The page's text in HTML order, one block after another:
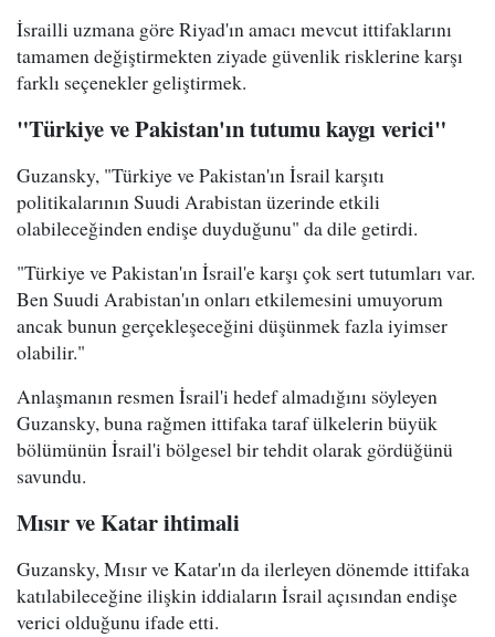
İsrailli uzmana göre Riyad'ın amacı mevcut ittifaklarını
tamamen değiştirmekten ziyade güvenlik risklerine karşı
farklı seçenekler geliştirmek.
"Türkiye ve Pakistan'ın tutumu kaygı verici"
Guzansky, "Türkiye ve Pakistan'ın İsrail karşıtı
politikalarının Suudi Arabistan üzerinde etkili
olabileceğinden endişe duyduğunu" da dile getirdi.
"Türkiye ve Pakistan'ın İsrail'e karşı çok sert tutumları var.
Ben Suudi Arabistan'ın onları etkilemesini umuyorum
ancak bunun gerçekleşeceğini düşünmek fazla iyimser
olabilir."
Anlaşmanın resmen İsrail'i hedef almadığını söyleyen
Guzansky, buna rağmen ittifaka taraf ülkelerin büyük
bölümünün İsrail'i bölgesel bir tehdit olarak gördüğünü
savundu.
Mısır ve Katar ihtimali
Guzansky, Mısır ve Katar'ın da ilerleyen dönemde ittifaka
katılabileceğine ilişkin iddiaların İsrail açısından endişe
verici olduğunu ifade etti.